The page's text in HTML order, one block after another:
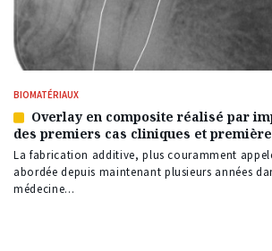
BIOMATÉRIAUX
Article
réservé
à
nos
abonnés
Overlay en composite réalisé par
des premiers cas cliniques et
La fabrication additive, plus couramment
abordée depuis maintenant plusieurs années
médecine...